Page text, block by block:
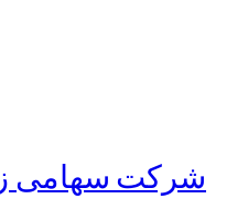
شرکت سهامی